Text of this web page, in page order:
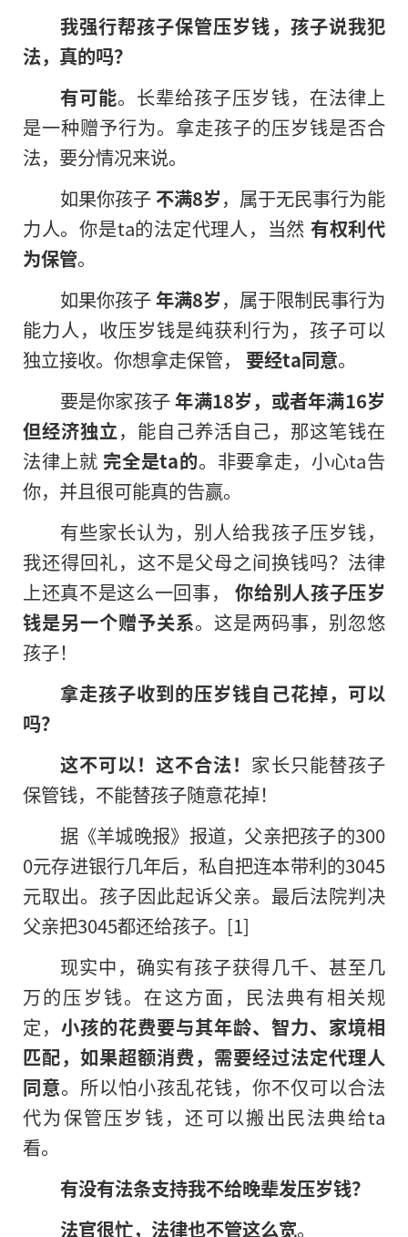
我强行帮孩子保管压岁钱，孩子说我犯
法，真的吗？
有可能。长辈给孩子压岁钱，在法律上
是一种赠予行为。拿走孩子的压岁钱是否合
法，要分情况来说。
如果你孩子 不满8岁，属于无民事行为能
力人。你是ta的法定代理人，当然 有权利代
为保管。
如果你孩子年满8岁，属于限制民事行为
能力人，收压岁钱是纯获利行为，孩子可以
独立接收。你想拿走保管， 要经ta同意。
要是你家孩子年满18岁，或者年满16岁
但经济独立，能自己养活自己，那这笔钱在
法律上就 完全是ta的。非要拿走，小心ta告
你，并且很可能真的告赢。
有些家长认为，别人给我孩子压岁钱，
我还得回礼，这不是父母之间换钱吗？法律
上还真不是这么一回事，你给别人孩子压岁
钱是另一个赠予关系。这是两码事，别忽悠
孩子！
拿走孩子收到的压岁钱自己花掉，可以
吗？
这不可以！这不合法！ 家长只能替孩子
保管钱，不能替孩子随意花掉！
据《羊城晚报》报道，父亲把孩子的300
0元存进银行几年后，私自把连本带利的3045
元取出。孩子因此起诉父亲。最后法院判决
父亲把3045都还给孩子。[1]
现实中，确实有孩子获得几千、甚至几
万的压岁钱。在这方面，民法典有相关规
定， 小孩的花费要与其年龄、智力、家境相
匹配，如果超额消费，需要经过法定代理人
同意。所以怕小孩乱花钱，你不仅可以合法
代为保管压岁钱，还可以搬出民法典给ta
看。
有没有法条支持我不给晚辈发压岁钱？
法官很忙，法律也不管这么宽。